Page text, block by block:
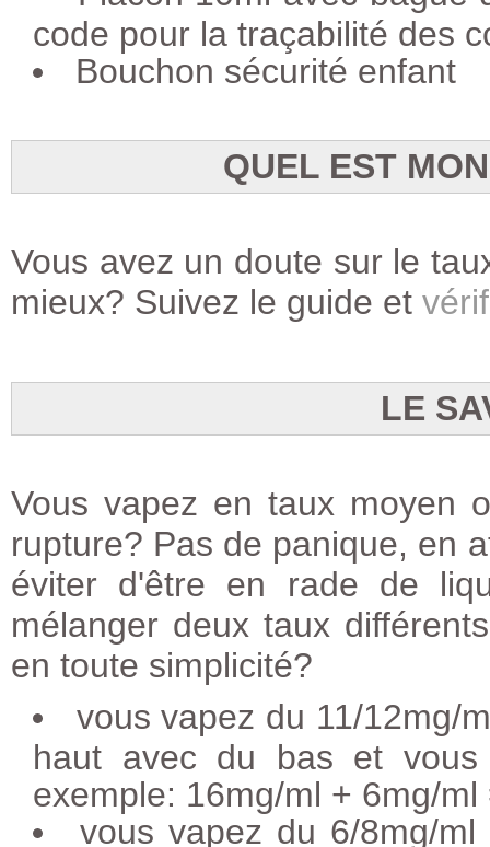
code pour la traçabilité des
Bouchon sécurité enfant
QUEL EST
Vous avez un doute sur le
mieux? Suivez le guide et
LE
Vous vapez en taux moyen
rupture? Pas de panique, en
éviter d'être en rade de
mélanger deux taux
en toute simplicité?
vous vapez du 11/12mg/
haut avec du bas et vous
exemple: 16mg/ml + 6mg/
vous vapez du 6/8mg/